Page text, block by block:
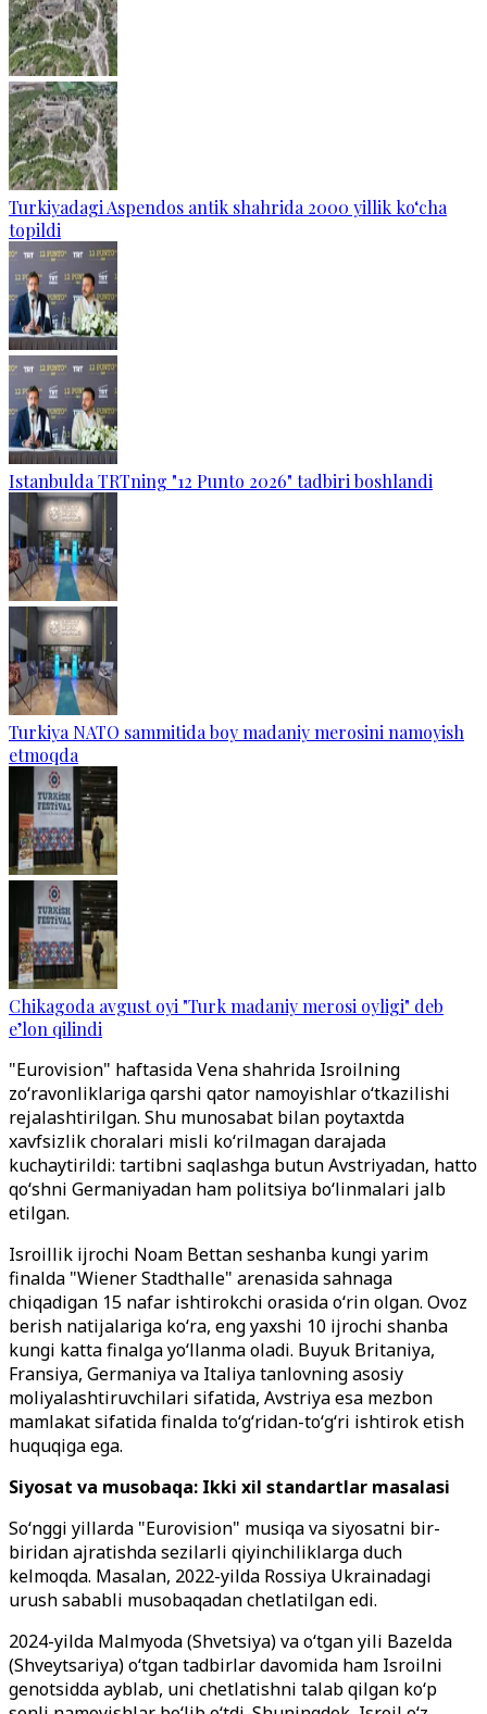
Turkiyadagi Aspendos antik shahrida 2000 yillik ko‘cha
topildi
Istanbulda TRTning "12 Punto 2026" tadbiri boshlandi
Turkiya NATO sammitida boy madaniy merosini namoyish
etmoqda
Chikagoda avgust oyi "Turk madaniy merosi oyligi" deb
e’lon qilindi
"Eurovision" haftasida Vena shahrida Isroilning
zo‘ravonliklariga qarshi qator namoyishlar o‘tkazilishi
rejalashtirilgan. Shu munosabat bilan poytaxtda
xavfsizlik choralari misli ko‘rilmagan darajada
kuchaytirildi: tartibni saqlashga butun Avstriyadan, hatto
qo‘shni Germaniyadan ham politsiya bo‘linmalari jalb
etilgan.
Isroillik ijrochi Noam Bettan seshanba kungi yarim
finalda "Wiener Stadthalle" arenasida sahnaga
chiqadigan 15 nafar ishtirokchi orasida o‘rin olgan. Ovoz
berish natijalariga ko‘ra, eng yaxshi 10 ijrochi shanba
kungi katta finalga yo‘llanma oladi. Buyuk Britaniya,
Fransiya, Germaniya va Italiya tanlovning asosiy
moliyalashtiruvchilari sifatida, Avstriya esa mezbon
mamlakat sifatida finalda to‘g‘ridan-to‘g‘ri ishtirok etish
huquqiga ega.
Siyosat va musobaqa: Ikki xil standartlar masalasi
So‘nggi yillarda "Eurovision" musiqa va siyosatni bir-
biridan ajratishda sezilarli qiyinchiliklarga duch
kelmoqda. Masalan, 2022-yilda Rossiya Ukrainadagi
urush sababli musobaqadan chetlatilgan edi.
2024-yilda Malmyoda (Shvetsiya) va o‘tgan yili Bazelda
(Shveytsariya) o‘tgan tadbirlar davomida ham Isroilni
genotsidda ayblab, uni chetlatishni talab qilgan ko‘p